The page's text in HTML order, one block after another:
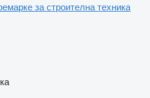
за строителна техника